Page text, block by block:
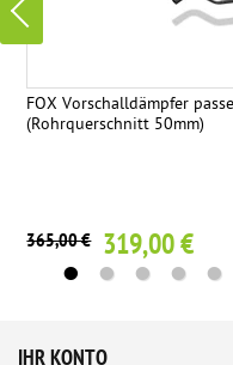
FOX Vorschalldämpfer
(Rohrquerschnitt 50mm)
365,00 € 319,00 €
IHR KONTO